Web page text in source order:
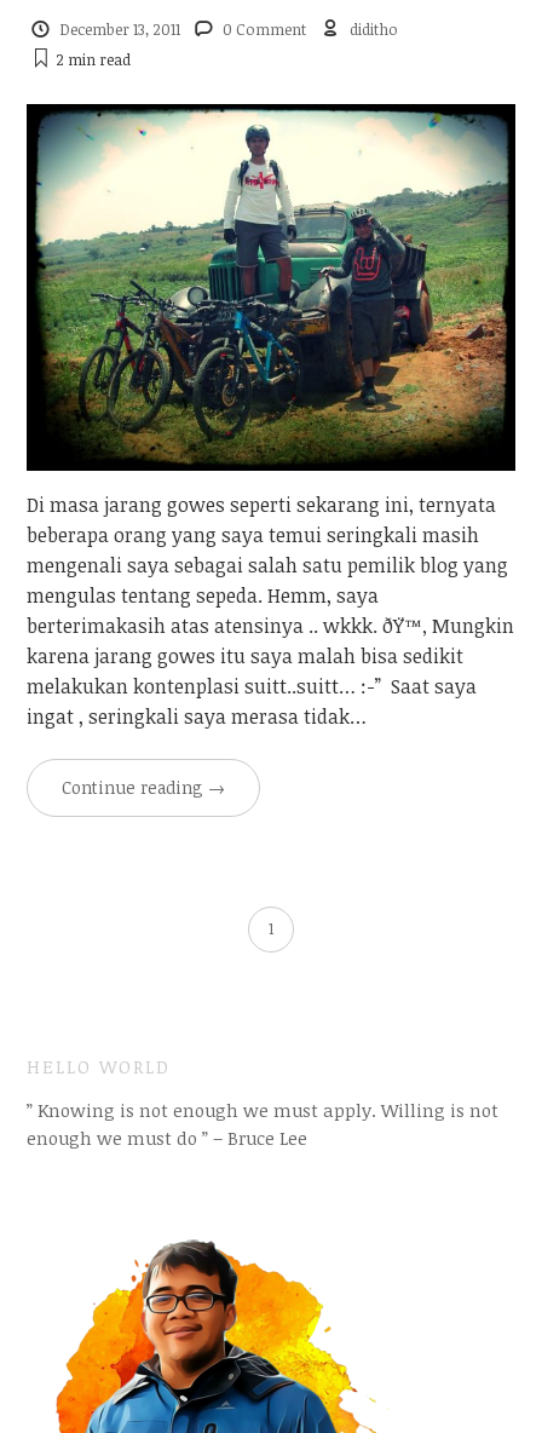
December 13, 2011 0 Comment
diditho
2 min read
Di masa jarang gowes seperti sekarang ini, ternyata
beberapa orang yang saya temui seringkali masih
mengenali saya sebagai salah satu pemilik blog yang
mengulas tentang sepeda. Hemm, saya
berterimakasih atas atensinya .. wkkk. ðŸ™‚ Mungkin
karena jarang gowes itu saya malah bisa sedikit
melakukan kontenplasi suitt..suitt… :-” Saat saya
ingat , seringkali saya merasa tidak…
Continue reading →
1
HELLO WORLD
” Knowing is not enough we must apply. Willing is not
enough we must do ” – Bruce Lee